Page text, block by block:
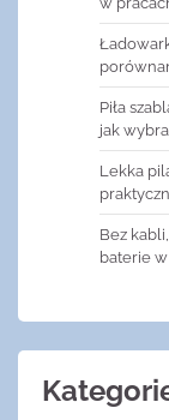
Piła
jak
Lekka
Bez
baterie